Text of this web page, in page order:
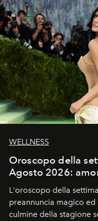
WELLNESS
Oroscopo della
Agosto 2026:
L'oroscopo della
preannuncia magico
culmine della stagione